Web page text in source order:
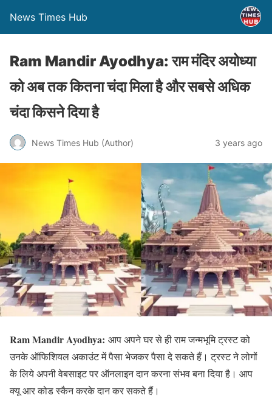
News Times Hub
Ram Mandir Ayodhya: राम मंदिर अयोध्या
को अब तक कितना चंदा मिला है और सबसे अधिक
चंदा किसने दिया है
News Times Hub (Author) 3 years ago
Ram Mandir Ayodhya: आप अपने घर से ही राम जन्मभूमि ट्रस्ट को
उनके ऑफिशियल अकाउंट में पैसा भेजकर पैसा दे सकते हैं। ट्रस्ट ने लोगों
के लिये अपनी वेबसाइट पर ऑनलाइन दान करना संभव बना दिया है। आप
क्यू आर कोड स्कैन करके दान कर सकते हैं।